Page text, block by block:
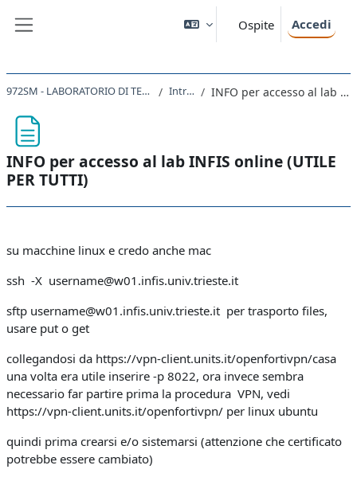
Ospite Accedi
972SM - LABORATORIO DI TECNOLOGIE ASTRONOMICHE 2020 Introduzione INFO per accesso al lab INFIS online (UTILE PER TUTTI)
INFO per accesso al lab INFIS online (UTILE
PER TUTTI)
su macchine linux e credo anche mac
ssh -X username@w01.infis.univ.trieste.it
sftp username@w01.infis.univ.trieste.it per trasporto files,
usare put o get
collegandosi da https://vpn-client.units.it/openfortivpn/casa
una volta era utile inserire -p 8022, ora invece sembra
necessario far partire prima la procedura VPN, vedi
https://vpn-client.units.it/openfortivpn/ per linux ubuntu
quindi prima crearsi e/o sistemarsi (attenzione che certificato
potrebbe essere cambiato)